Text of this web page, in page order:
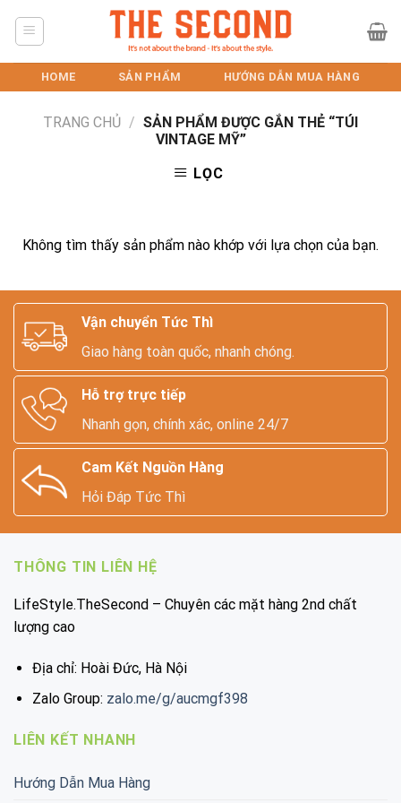
HOME SẢN PHẨM HƯỚNG DẪN MUA HÀNG
TRANG CHỦ / SẢN PHẨM ĐƯỢC GẮN THẺ “TÚI
VINTAGE MỸ”
LỌC
Không tìm thấy sản phẩm nào khớp với lựa chọn của bạn.
Vận chuyển Tức Thì
Giao hàng toàn quốc, nhanh chóng.
Hỗ trợ trực tiếp
Nhanh gọn, chính xác, online 24/7
Cam Kết Nguồn Hàng
Hỏi Đáp Tức Thì
THÔNG TIN LIÊN HỆ
LifeStyle.TheSecond – Chuyên các mặt hàng 2nd chất
lượng cao
Địa chỉ: Hoài Đức, Hà Nội
Zalo Group: zalo.me/g/aucmgf398
LIÊN KẾT NHANH
Hướng Dẫn Mua Hàng